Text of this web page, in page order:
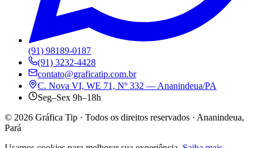
(91) 98189-0187
(91) 3232-4428
contato@graficatip.com.br
C. Nova VI, WE 71, Nº 332 — Ananindeua/PA
Seg–Sex 9h–18h
© 2026 Gráfica Tip · Todos os direitos reservados · Ananindeua,
Pará